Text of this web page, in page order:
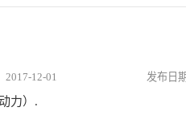
2017-12-01
力）.